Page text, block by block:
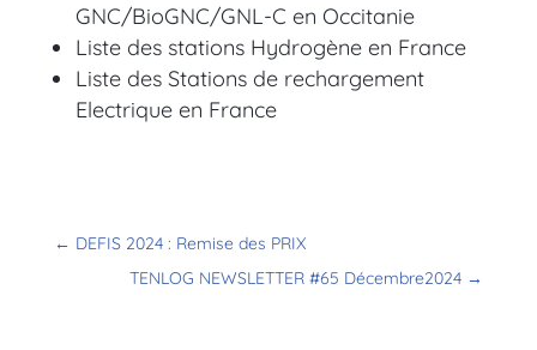
GNC/BioGNC/GNL-C en Occitanie
Liste des stations Hydrogène en France
Liste des Stations de rechargement
Electrique en France
← DEFIS 2024 : Remise des PRIX
TENLOG NEWSLETTER #65 Décembre2024 →